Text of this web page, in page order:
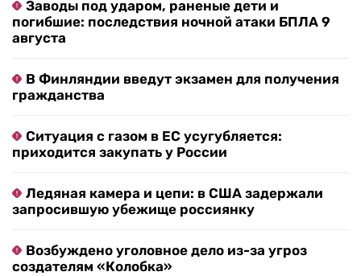
Заводы под ударом, раненые дети и
погибшие: последствия ночной атаки БПЛА 9
августа
В Финляндии введут экзамен для получения
гражданства
Ситуация с газом в ЕС усугубляется:
приходится закупать у России
Ледяная камера и цепи: в США задержали
запросившую убежище россиянку
Возбуждено уголовное дело из-за угроз
создателям «Колобка»